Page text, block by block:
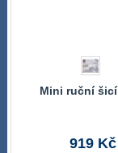
Mini ruční
919 Kč